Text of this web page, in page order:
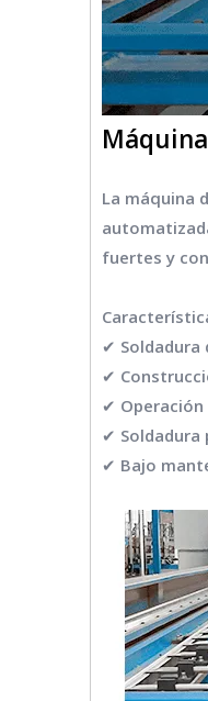
La máquina
fuertes y
✔ Soldadura
✔
✔
✔ Soldadura
✔ Bajo